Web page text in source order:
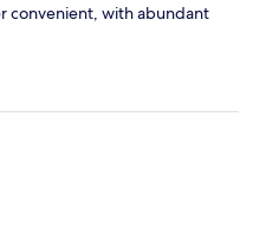
convenient, with abundant